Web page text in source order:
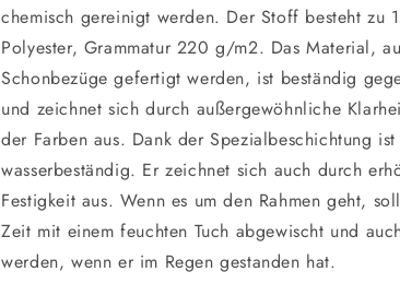
chemisch gereinigt werden. Der Stoff besteht zu
Polyester, Grammatur 220 g/m2. Das Material,
Schonbezüge gefertigt werden, ist beständig
und zeichnet sich durch außergewöhnliche
der Farben aus. Dank der Spezialbeschichtung
wasserbeständig. Er zeichnet sich auch durch
Festigkeit aus. Wenn es um den Rahmen geht,
Zeit mit einem feuchten Tuch abgewischt und
werden, wenn er im Regen gestanden hat.